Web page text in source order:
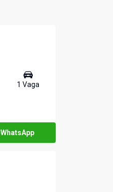
1 Vaga
WhatsApp